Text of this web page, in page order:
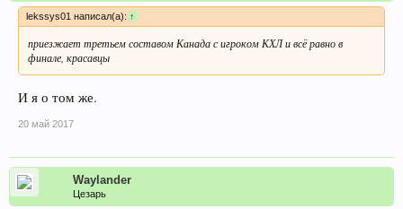
lekssys01 написал(а): ↑
приезжает третьем составом Канада с игроком КХЛ и всё равно в
финале, красавцы
И я о том же.
20 май 2017
Waylander
Цезарь